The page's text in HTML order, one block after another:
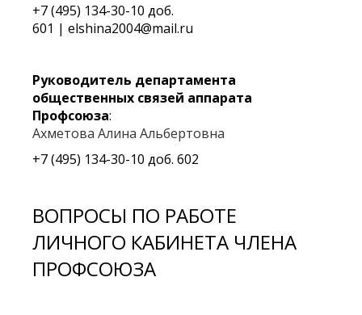
+7 (495) 134-30-10 доб.
601 | elshina2004@mail.ru
Руководитель департамента
общественных связей аппарата
Профсоюза:
Ахметова Алина Альбертовна
+7 (495) 134-30-10 доб. 602
ВОПРОСЫ ПО РАБОТЕ
ЛИЧНОГО КАБИНЕТА ЧЛЕНА
ПРОФСОЮЗА